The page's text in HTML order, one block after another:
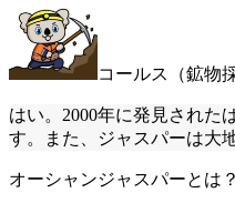
コールス（鉱物
はい。2000年に発見された
す。また、ジャスパーは大
オーシャンジャスパーとは？